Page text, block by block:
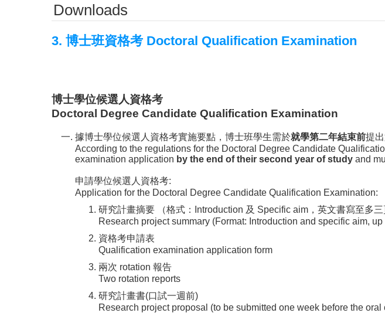
Downloads
3. 博士班資格考 Doctoral Qualification Examination
博士學位候選人資格考
Doctoral Degree Candidate Qualification Examination
據博士學位候選人資格考實施要點，博士班學生需於就學第二年結束前提
According to the regulations for the Doctoral Degree Candidate
examination application by the end of their second year of study and
申請學位候選人資格考:
Application for the Doctoral Degree Candidate Qualification Examination:
研究計畫摘要 （格式：Introduction 及 Specific aim，英文書寫至多
Research project summary (Format: Introduction and specific aim,
資格考申請表
Qualification examination application form
兩次 rotation 報告
Two rotation reports
研究計畫書(口試一週前)
Research project proposal (to be submitted one week before the oral